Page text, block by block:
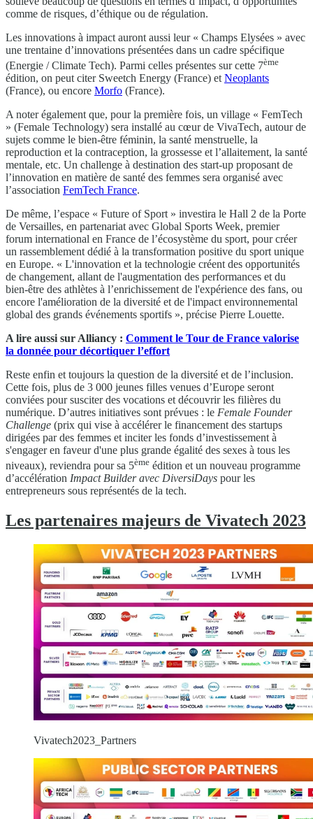
comme de risques, d’éthique ou de régulation.
Les innovations à impact auront aussi leur « Champs Elysées » avec
une trentaine d’innovations présentées dans un cadre spécifique
(Energie / Climate Tech). Parmi celles présentes sur cette 7ème
édition, on peut citer Sweetch Energy (France) et Neoplants
(France), ou encore Morfo (France).
A noter également que, pour la première fois, un village « FemTech
» (Female Technology) sera installé au cœur de VivaTech, autour de
sujets comme le bien-être féminin, la santé menstruelle, la
reproduction et la contraception, la grossesse et l’allaitement, la santé
mentale, etc. Un challenge à destination des start-up proposant de
l’innovation en matière de santé des femmes sera organisé avec
l’association FemTech France.
De même, l’espace « Future of Sport » investira le Hall 2 de la Porte
de Versailles, en partenariat avec Global Sports Week, premier
forum international en France de l’écosystème du sport, pour créer
un rassemblement dédié à la transformation positive du sport unique
en Europe. « L'innovation et la technologie créent des opportunités
de changement, allant de l'augmentation des performances et du
bien-être des athlètes à l’enrichissement de l'expérience des fans, ou
encore l'amélioration de la diversité et de l'impact environnemental
global des grands événements sportifs », précise Pierre Louette.
A lire aussi sur Alliancy : Comment le Tour de France valorise
la donnée pour décortiquer l’effort
Reste enfin et toujours la question de la diversité et de l’inclusion.
Cette fois, plus de 3 000 jeunes filles venues d’Europe seront
conviées pour susciter des vocations et découvrir les filières du
numérique. D’autres initiatives sont prévues : le Female Founder
Challenge (prix qui vise à accélérer le financement des startups
dirigées par des femmes et inciter les fonds d’investissement à
s'engager en faveur d'une plus grande égalité des sexes à tous les
niveaux), reviendra pour sa 5ème édition et un nouveau programme
d’accélération Impact Builder avec DiversiDays pour les
entrepreneurs sous représentés de la tech.
Les partenaires majeurs de Vivatech 2023
Vivatech2023_Partners